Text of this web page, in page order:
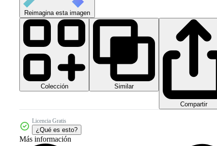
Reimagina esta imagen
Colección Similar
Compartir
Licencia Gratis
¿Qué es esto?
Más información